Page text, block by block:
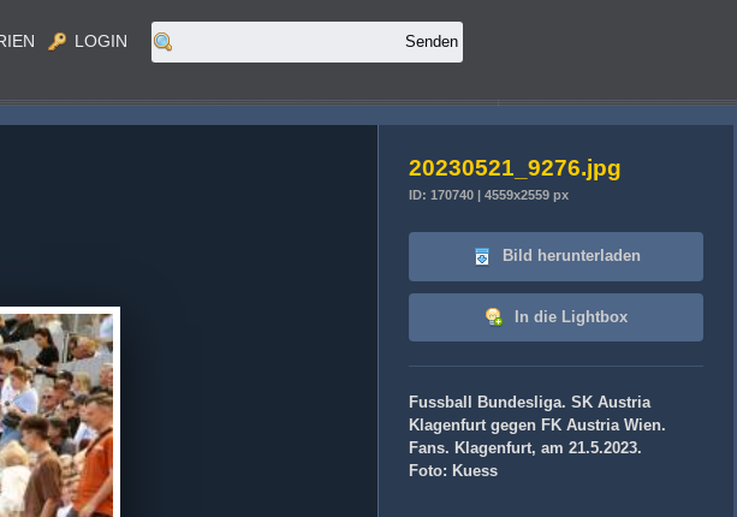
LOGIN
20230521_9276.jpg
ID: 170740 | 4559x2559 px
Bild herunterladen
In die Lightbox
Fussball Bundesliga. SK Austria
Klagenfurt gegen FK Austria Wien.
Fans. Klagenfurt, am 21.5.2023.
Foto: Kuess